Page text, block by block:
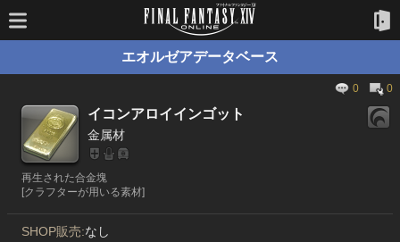
エオルゼアデータベース
0 0
イコンアロイインゴット
金属材
再生された合金塊
[クラフターが用いる素材]
SHOP販売:なし